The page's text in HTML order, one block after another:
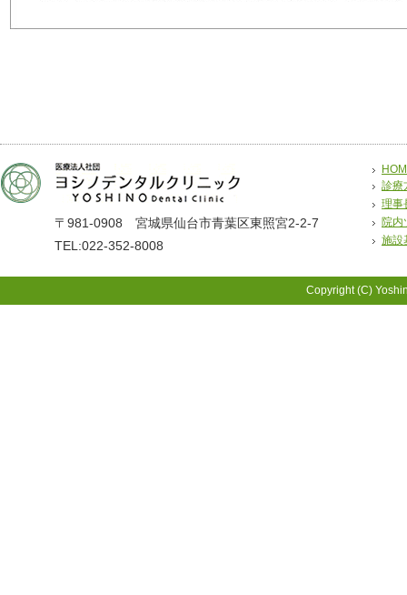
〒981-0908 宮城県仙台市青葉区東照宮2-2-7
TEL:022-352-8008
診療
理事
院内
施設
Copyright (C)